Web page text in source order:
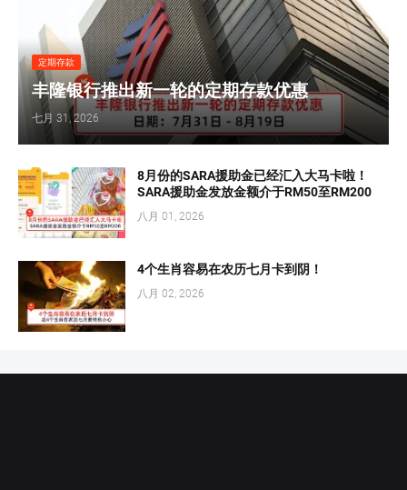
定期存款
丰隆银行推出新一轮的定期存款优惠
七月 31, 2026
8月份的SARA援助金已经汇入大马卡啦！
SARA援助金发放金额介于RM50至RM200
八月 01, 2026
4个生肖容易在农历七月卡到阴！
八月 02, 2026